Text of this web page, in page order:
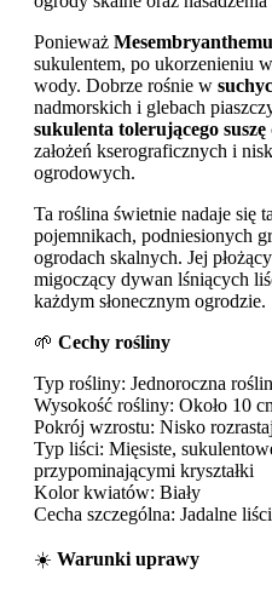
Ponieważ
sukulentem, po ukorzenieniu
wody. Dobrze rośnie w
nadmorskich i glebach
sukulenta tolerującego suszę
założeń kserograficznych i
ogrodowych.
Ta roślina świetnie nadaje się
pojemnikach, podniesionych
ogrodach skalnych. Jej
migoczący dywan lśniących
każdym słonecznym ogrodzie.
🌱 Cechy rośliny
Typ rośliny: Jednoroczna
Wysokość rośliny: Około 10
Pokrój wzrostu: Nisko
Typ liści: Mięsiste,
przypominającymi kryształki
Kolor kwiatów: Biały
Cecha szczególna: Jadalne
☀️ Warunki uprawy